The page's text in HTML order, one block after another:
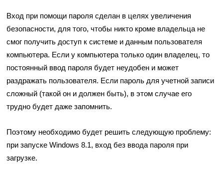
Вход при помощи пароля сделан в целях увеличения
безопасности, для того, чтобы никто кроме владельца не
смог получить доступ к системе и данным пользователя
компьютера. Если у компьютера только один владелец, то
постоянный ввод пароля будет неудобен и может
раздражать пользователя. Если пароль для учетной записи
сложный (такой он и должен быть), в этом случае его
трудно будет даже запомнить.
Поэтому необходимо будет решить следующую проблему:
при запуске Windows 8.1, вход без ввода пароля при
загрузке.